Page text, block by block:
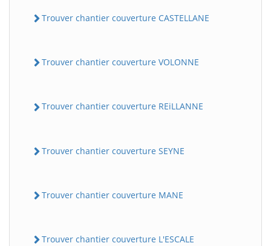
Trouver chantier couverture CASTELLANE
Trouver chantier couverture VOLONNE
Trouver chantier couverture REiLLANNE
Trouver chantier couverture SEYNE
Trouver chantier couverture MANE
Trouver chantier couverture L'ESCALE